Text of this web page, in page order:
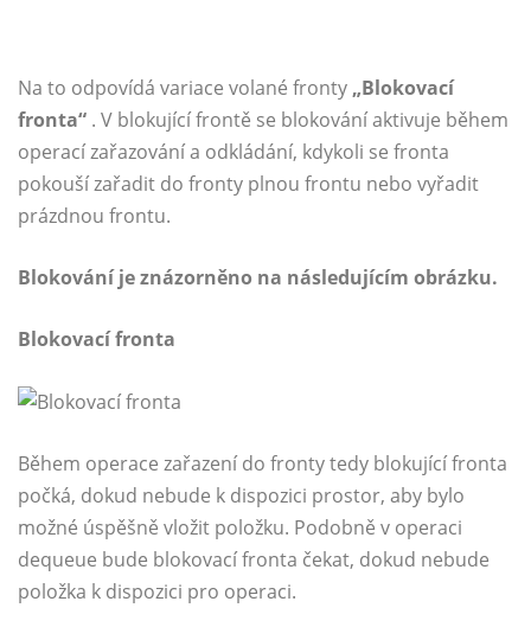
Na to odpovídá variace volané fronty „Blokovací
fronta“ . V blokující frontě se blokování aktivuje během
operací zařazování a odkládání, kdykoli se fronta
pokouší zařadit do fronty plnou frontu nebo vyřadit
prázdnou frontu.
Blokování je znázorněno na následujícím obrázku.
Blokovací fronta
Během operace zařazení do fronty tedy blokující fronta
počká, dokud nebude k dispozici prostor, aby bylo
možné úspěšně vložit položku. Podobně v operaci
dequeue bude blokovací fronta čekat, dokud nebude
položka k dispozici pro operaci.